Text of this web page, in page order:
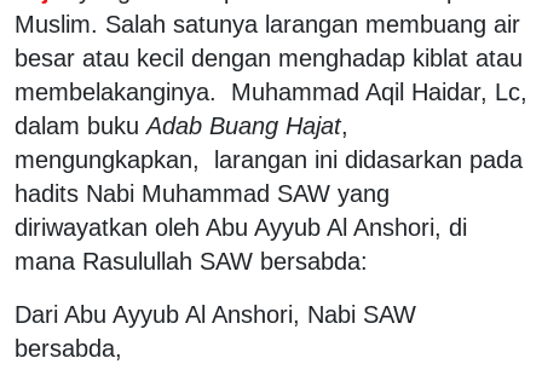
Muslim. Salah satunya larangan membuang air
besar atau kecil dengan menghadap kiblat atau
membelakanginya. Muhammad Aqil Haidar, Lc,
dalam bukuAdab Buang Hajat,
mengungkapkan, larangan ini didasarkan pada
hadits Nabi Muhammad SAW yang
diriwayatkan oleh Abu Ayyub Al Anshori, di
mana Rasulullah SAW bersabda:
Dari Abu Ayyub Al Anshori, Nabi SAW
bersabda,